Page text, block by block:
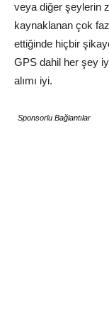
veya diğer şeylerin
kaynaklanan çok
ettiğinde hiçbir
GPS dahil her şey
alımı iyi.
Sponsorlu Bağlantılar